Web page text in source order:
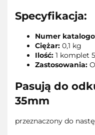
Specyfikacja:
Numer
Ciężar: 0,1 kg
Ilość: 1 komplet
Zastosowania:
Pasują do
35mm
przeznaczony do